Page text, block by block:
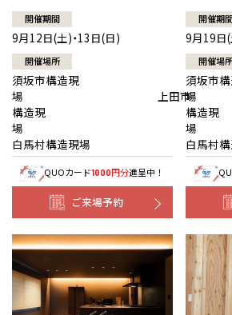
開催期間
9月12日(土)・13日(日)
開催場所
須坂市構造現
場 上田市
構造現
場
白馬村構造現場
QUOカード1000円分進呈中！
ご来場予約
開催期
9月19日
開催場
須坂市
場
構造現
白